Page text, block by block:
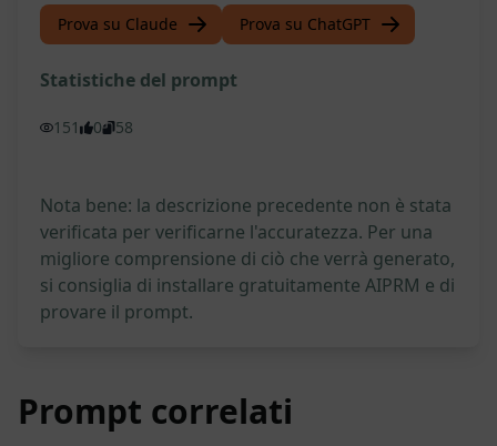
Prova su Claude Prova su ChatGPT
Statistiche del prompt
151 0 58
Nota bene: la descrizione precedente non è stata
verificata per verificarne l'accuratezza. Per una
migliore comprensione di ciò che verrà generato,
si consiglia di installare gratuitamente AIPRM e di
provare il prompt.
Prompt correlati